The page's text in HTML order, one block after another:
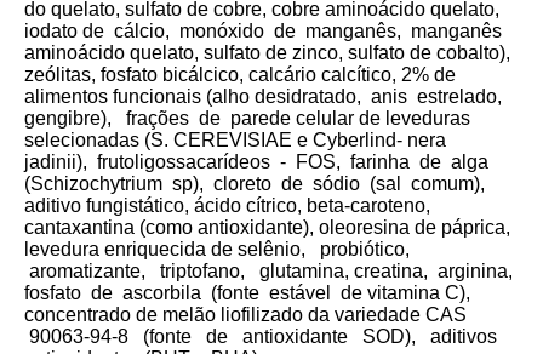
do quelato, sulfato de cobre, cobre aminoácido quelato,
iodato de cálcio, monóxido de manganês, manganês
aminoácido quelato, sulfato de zinco, sulfato de cobalto),
zeólitas, fosfato bicálcico, calcário calcítico, 2% de
alimentos funcionais (alho desidratado, anis estrelado,
gengibre), frações de parede celular de leveduras
selecionadas (S. CEREVISIAE e Cyberlind- nera
jadinii), frutoligossacarídeos - FOS, farinha de alga
(Schizochytrium sp), cloreto de sódio (sal comum),
aditivo fungistático, ácido cítrico, beta-caroteno,
cantaxantina (como antioxidante), oleoresina de páprica,
levedura enriquecida de selênio, probiótico,
aromatizante, triptofano, glutamina, creatina, arginina,
fosfato de ascorbila (fonte estável de vitamina C),
concentrado de melão liofilizado da variedade CAS
90063-94-8 (fonte de antioxidante SOD), aditivos